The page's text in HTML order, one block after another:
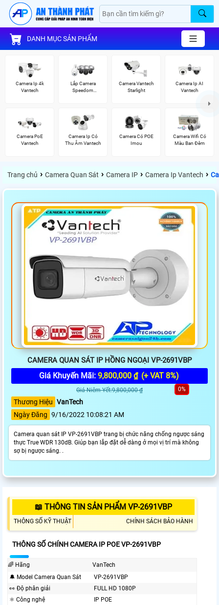
DANH MỤC SẢN PHẨM
Camera Ip 4k
Vantech
Lắp Camera
Speedom
Camera Vantech
Starlight
Camera Ip AI
Vantech
Camera PoE
Vantech
Camera Ip Có
Thu Âm Vantech
Camera Có POE
Imou
Camera Wifi Có
Màu Ban Đêm
Trang chủ › Camera Quan Sát › Camera IP › Camera Ip Vantech ›
CAMERA QUAN SÁT IP HỒNG NGOẠI VP-2691VBP
Giá Khuyến Mãi: 9,800,000 ₫ (+ VAT 8%)
Giá Niêm Yết:9,800,000 ₫ 0%
Thương Hiệu VanTech
Ngày Đăng 9/16/2022 10:08:21 AM
Camera quan sát IP VP-2691VBP trang bị chức năng chống ngược sáng
thực True WDR 130dB. Giúp bạn lắp đặt dễ dàng ở mọi vị trí mà không
sợ bị ngược sáng. .
📖 THÔNG TIN SẢN PHẨM VP-2691VBP
THÔNG SỐ KỸ THUẬT CHÍNH SÁCH BẢO HÀNH
THÔNG SỐ CHÍNH CAMERA IP POE VP-2691VBP
🌈 Hãng
VanTech
🔔 Model Camera Quan Sát
VP-2691VBP
️👀 Độ phân giải
FULL HD 1080P
⚛️ Công nghệ
IP POE